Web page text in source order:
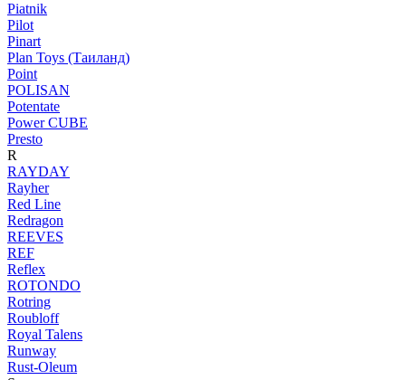
Piatnik
Pilot
Pinart
Plan Toys (Таиланд)
Point
POLISAN
Potentate
Power CUBE
Presto
R
RAYDAY
Rayher
Red Line
Redragon
REEVES
REF
Reflex
ROTONDO
Rotring
Roubloff
Royal Talens
Runway
Rust-Oleum